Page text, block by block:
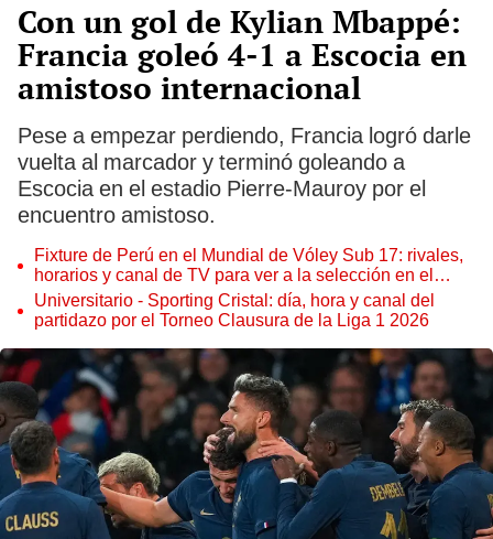
Con un gol de Kylian Mbappé:
Francia goleó 4-1 a Escocia en
amistoso internacional
Pese a empezar perdiendo, Francia logró darle
vuelta al marcador y terminó goleando a
Escocia en el estadio Pierre-Mauroy por el
encuentro amistoso.
Fixture de Perú en el Mundial de Vóley Sub 17: rivales,
horarios y canal de TV para ver a la selección en el
torneo
Universitario - Sporting Cristal: día, hora y canal del
partidazo por el Torneo Clausura de la Liga 1 2026